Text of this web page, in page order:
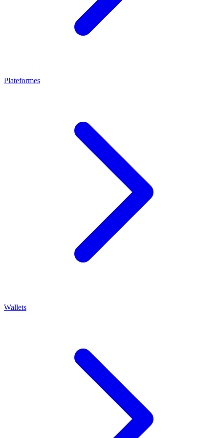
Plateformes
Wallets